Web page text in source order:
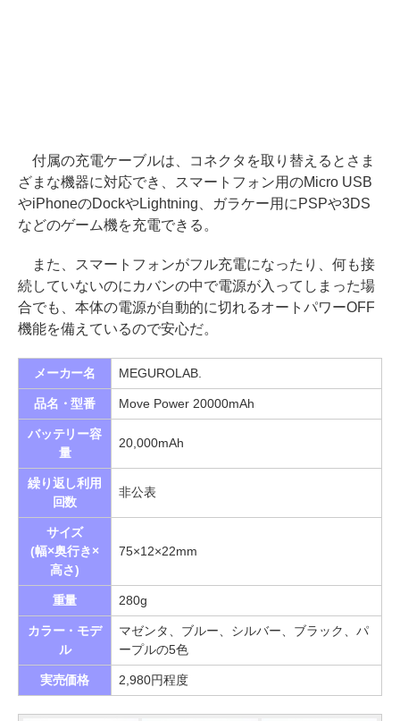
付属の充電ケーブルは、コネクタを取り替えるとさま
ざまな機器に対応でき、スマートフォン用のMicro USB
やiPhoneのDockやLightning、ガラケー用にPSPや3DS
などのゲーム機を充電できる。
また、スマートフォンがフル充電になったり、何も接
続していないのにカバンの中で電源が入ってしまった場
合でも、本体の電源が自動的に切れるオートパワーOFF
機能を備えているので安心だ。
メーカー名 MEGUROLAB.
品名・型番 Move Power 20000mAh
バッテリー容
量
20,000mAh
繰り返し利用
回数
非公表
サイズ
(幅×奥行き×
高さ)
75×12×22mm
重量 280g
カラー・モデ
ル
マゼンタ、ブルー、シルバー、ブラック、パ
ープルの5色
実売価格 2,980円程度